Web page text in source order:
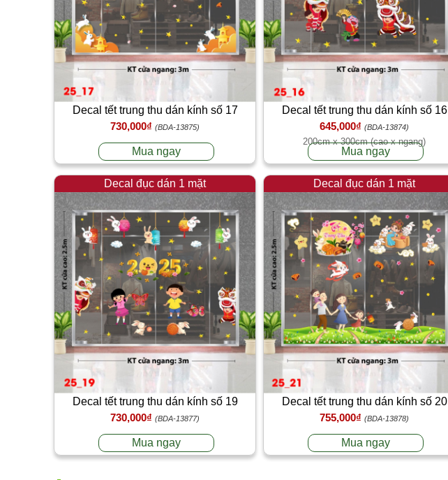
Decal tết trung thu dán kính số 17
730,000₫ (BDA-13875)
Mua ngay
Decal tết trung thu dán kính số 16
645,000₫ (BDA-13874)
200cm x 300cm (cao x ngang)
Mua ngay
Decal đục dán 1 mặt
Decal tết trung thu dán kính số 19
730,000₫ (BDA-13877)
Mua ngay
Decal đục dán 1 mặt
Decal tết trung thu dán kính số 20
755,000₫ (BDA-13878)
Mua ngay